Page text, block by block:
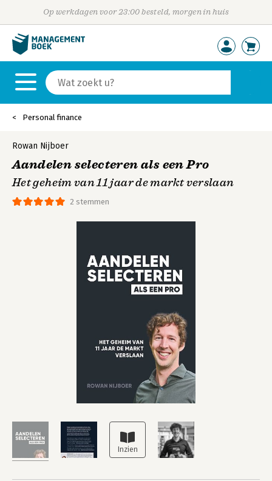
Op werkdagen voor 23:00 besteld, morgen in huis
Personal finance
2 stemmen
Rowan Nijboer
Aandelen selecteren als een Pro
Het geheim van 11 jaar de markt verslaan